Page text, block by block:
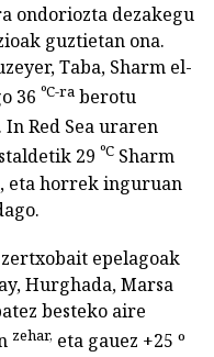
ondoriozta dezakegu
guztietan ona.
Taba, Sharm el-
36 ºC-ra berotu
In Red Sea uraren
29 ºC Sharm
eta horrek inguruan
epelagoak
Hurghada, Marsa
besteko aire
zehar, eta gauez +25 º